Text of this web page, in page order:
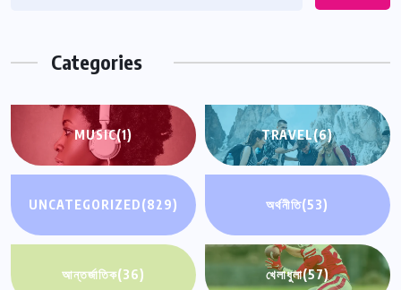
Categories
MUSIC(1) TRAVEL(6)
UNCATEGORIZED(829) অর্থনীতি(53)
আন্তর্জাতিক(36) খেলাধুলা(57)